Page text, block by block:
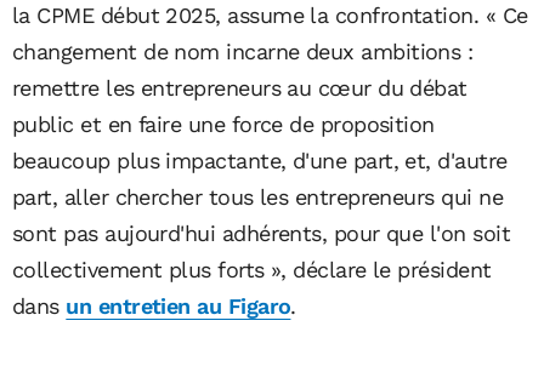
la CPME début 2025, assume la confrontation. « Ce
changement de nom incarne deux ambitions :
remettre les entrepreneurs au cœur du débat
public et en faire une force de proposition
beaucoup plus impactante, d'une part, et, d'autre
part, aller chercher tous les entrepreneurs qui ne
sont pas aujourd'hui adhérents, pour que l'on soit
collectivement plus forts », déclare le président
dans un entretien au Figaro.